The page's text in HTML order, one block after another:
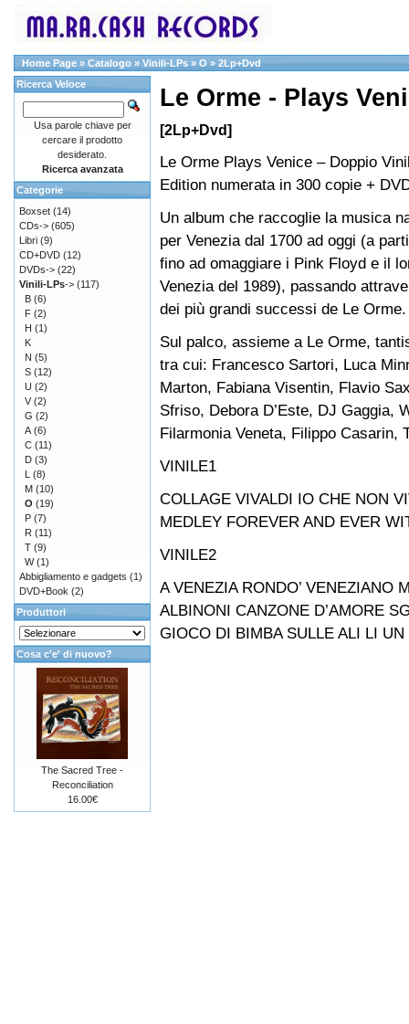
Home Page » Catalogo » Vinili-LPs » O » 2Lp+Dvd
Le Orme - Plays
[2Lp+Dvd]
Le Orme Plays Venice – Doppio
Edition numerata in 300 copie +
Un album che raccoglie la musica
per Venezia dal 1700 ad oggi (a
fino ad omaggiare i Pink Floyd e il
Venezia del 1989), passando
dei più grandi successi de Le Orme.
Sul palco, assieme a Le Orme,
tra cui: Francesco Sartori, Luca
Marton, Fabiana Visentin, Flavio
Sfriso, Debora D’Este, DJ Gaggia,
Filarmonia Veneta, Filippo Casarin,
VINILE1
COLLAGE VIVALDI IO CHE NON
MEDLEY FOREVER AND EVER
VINILE2
A VENEZIA RONDO’ VENEZIANO
ALBINONI CANZONE D’AMORE
GIOCO DI BIMBA SULLE ALI LI UN
Ricerca Veloce
Usa parole chiave per
cercare il prodotto
desiderato.
Ricerca avanzata
Categorie
Boxset (14)
CDs-> (605)
Libri (9)
CD+DVD (12)
DVDs-> (22)
Vinili-LPs-> (117)
B (6)
F (2)
H (1)
K
N (5)
S (12)
U (2)
V (2)
G (2)
A (6)
C (11)
D (3)
L (8)
M (10)
O (19)
P (7)
R (11)
T (9)
W(1)
Abbigliamento e gadgets (1)
DVD+Book (2)
Produttori
Cosa c'e' di nuovo?
The Sacred Tree -
Reconciliation
16.00€